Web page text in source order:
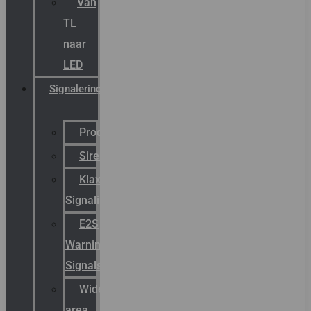
TL
naar
LED
Signalering
Productcatalogus
Sirena
Klaxon
Signaling
E2S
Warning
Signals
Wide